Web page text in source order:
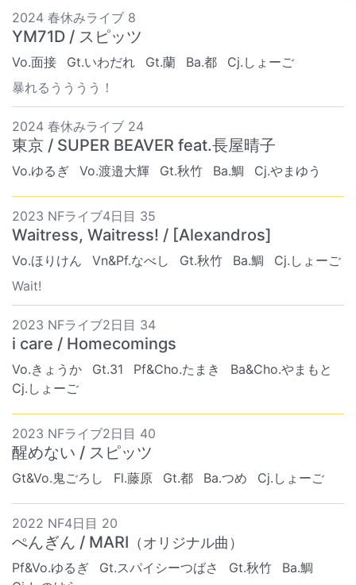
2024 春休みライブ 8
YM71D / スピッツ
Vo.面接 Gt.いわだれ Gt.蘭 Ba.都
Cj.しょーご
暴れるうううう！
2024 春休みライブ 24
東京 / SUPER BEAVER feat.長屋晴子
Vo.ゆるぎ Vo.渡邉大輝 Gt.秋竹 Ba.鯛 Cj.やまゆう
2023 NFライブ4日目 35
Waitress, Waitress! / [Alexandros]
Vo.ほりけん Vn&Pf.なべし Gt.秋竹 Ba.鯛
Cj.しょーご
Wait!
2023 NFライブ2日目 34
i care / Homecomings
Vo.きょうか Gt.31 Pf&Cho.たまき
Ba&Cho.やまもと
Cj.しょーご
2023 NFライブ2日目 40
醒めない / スピッツ
Gt&Vo.鬼ごろし Fl.藤原 Gt.都 Ba.つめ Cj.しょーご
2022 NF4日目 20
ぺんぎん / MARI （オリジナル曲）
Pf&Vo.ゆるぎ Gt.スパイシーつばさ Gt.秋竹
Ba.鯛